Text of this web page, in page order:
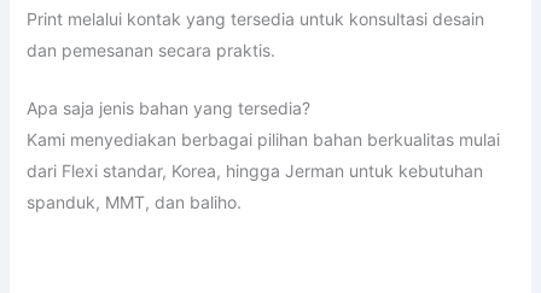
Print melalui kontak yang tersedia untuk konsultasi desain
dan pemesanan secara praktis.
Apa saja jenis bahan yang tersedia?
Kami menyediakan berbagai pilihan bahan berkualitas mulai
dari Flexi standar, Korea, hingga Jerman untuk kebutuhan
spanduk, MMT, dan baliho.